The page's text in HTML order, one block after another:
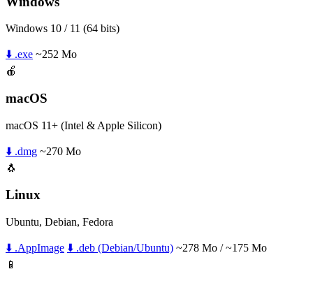
Windows 10 / 11 (64 bits)
⬇️ .exe ~252 Mo
🍎
macOS
macOS 11+ (Intel & Apple Silicon)
⬇️ .dmg ~270 Mo
🐧
Linux
Ubuntu, Debian, Fedora
⬇️ .AppImage ⬇️ .deb (Debian/Ubuntu) ~278 Mo / ~175 Mo
📱